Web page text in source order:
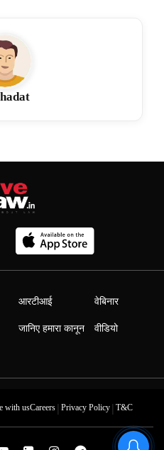
आरटीआई
जानिए हमारा कानून
वेबिनार
वीडियो
with usCareers| Privacy Policy| T&C